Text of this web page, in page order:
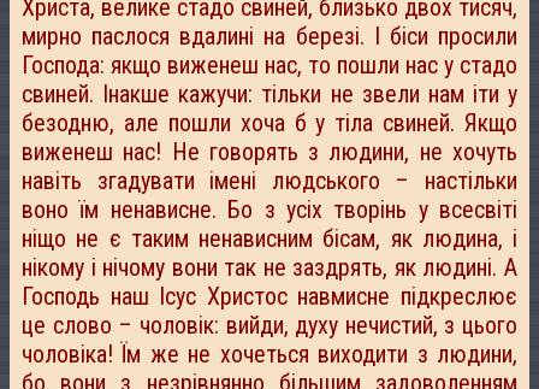
Христа, велике стадо свиней, близько двох тисяч,
мирно паслося вдалині на березі. І біси просили
Господа: якщо виженеш нас, то пошли нас у стадо
свиней. Інакше кажучи: тільки не звели нам іти у
безодню, але пошли хоча б у тіла свиней. Якщо
виженеш нас! Не говорять з людини, не хочуть
навіть згадувати імені людського – настільки
воно їм ненависне. Бо з усіх творінь у всесвіті
ніщо не є таким ненависним бісам, як людина, і
нікому і нічому вони так не заздрять, як людині. А
Господь наш Ісус Христос навмисне підкреслює
це слово – чоловік: вийди, духу нечистий, з цього
чоловіка! Їм же не хочеться виходити з людини,
бо вони з незрівнянно більшим задоволенням